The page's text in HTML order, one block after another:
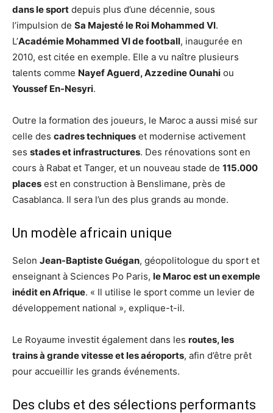
dans le sport depuis plus d’une décennie, sous
l’impulsion de Sa Majesté le Roi Mohammed VI.
L’Académie Mohammed VI de football, inaugurée en
2010, est citée en exemple. Elle a vu naître plusieurs
talents comme Nayef Aguerd, Azzedine Ounahi ou
Youssef En-Nesyri.
Outre la formation des joueurs, le Maroc a aussi misé sur
celle des cadres techniques et modernise activement
ses stades et infrastructures. Des rénovations sont en
cours à Rabat et Tanger, et un nouveau stade de 115.000
places est en construction à Benslimane, près de
Casablanca. Il sera l’un des plus grands au monde.
Un modèle africain unique
Selon Jean-Baptiste Guégan, géopolitologue du sport et
enseignant à Sciences Po Paris, le Maroc est un exemple
inédit en Afrique. « Il utilise le sport comme un levier de
développement national », explique-t-il.
Le Royaume investit également dans les routes, les
trains à grande vitesse et les aéroports, afin d’être prêt
pour accueillir les grands événements.
Des clubs et des sélections performants